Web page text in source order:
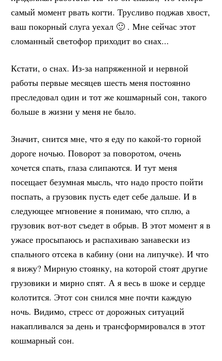
самый момент рвать когти. Трусливо поджав хвост,
ваш покорный слуга уехал 🙂 . Мне сейчас этот
сломанный светофор приходит во снах...
Кстати, о снах. Из-за напряженной и нервной
работы первые месяцев шесть меня постоянно
преследовал один и тот же кошмарный сон, такого
больше в жизни у меня не было.
Значит, снится мне, что я еду по какой-то горной
дороге ночью. Поворот за поворотом, очень
хочется спать, глаза слипаются. И тут меня
посещает безумная мысль, что надо просто пойти
поспать, а грузовик пусть едет себе дальше. И в
следующее мгновение я понимаю, что сплю, а
грузовик вот-вот съедет в обрыв. В этот момент я в
ужасе просыпаюсь и распахиваю занавески из
спального отсека в кабину (они на липучке). И что
я вижу? Мирную стоянку, на которой стоят другие
грузовики и мирно спят. А я весь в шоке и сердце
колотится. Этот сон снился мне почти каждую
ночь. Видимо, стресс от дорожных ситуаций
накапливался за день и трансформировался в этот
кошмарный сон.